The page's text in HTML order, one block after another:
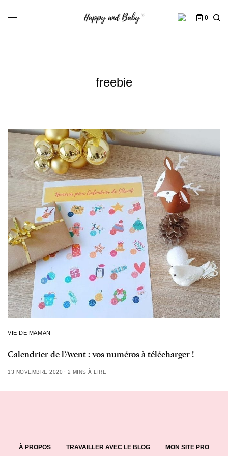
0
freebie
VIE DE MAMAN
Calendrier de l’Avent : vos numéros à télécharger !
13 NOVEMBRE 2020 2 MINS À LIRE
À PROPOS TRAVAILLER AVEC LE BLOG MON SITE PRO